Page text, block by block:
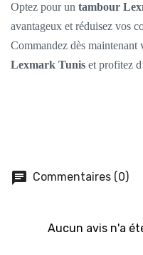
Optez pour un tambour
avantageux et réduisez vos
Commandez dès maintenant
Lexmark Tunis et profitez
chat Commentaires (0)
Aucun avis n'a